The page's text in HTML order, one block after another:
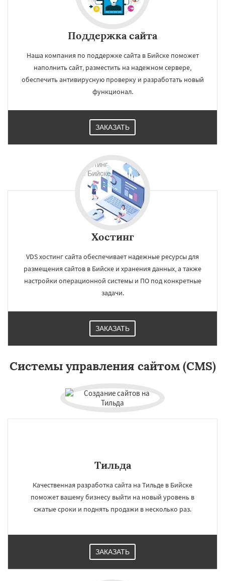
Поддержка сайта
Наша компания по поддержке сайта в Бийске поможет
наполнить сайт, разместить на надежном сервере,
обеспечить антивирусную проверку и разработать новый
функционал.
ЗАКАЗАТЬ
Хостинг
VDS хостинг сайта обеспечивает надежные ресурсы для
размещения сайтов в Бийске и хранения данных, а также
настройки операционной системы и ПО под конкретные
задачи.
ЗАКАЗАТЬ
Системы управления сайтом (CMS)
Тильда
Качественная разработка сайта на Тильде в Бийске
поможет вашему бизнесу выйти на новый уровень в
сжатые сроки и поднять продажи в несколько раз.
ЗАКАЗАТЬ
Даю согласие на обработку персональных данных